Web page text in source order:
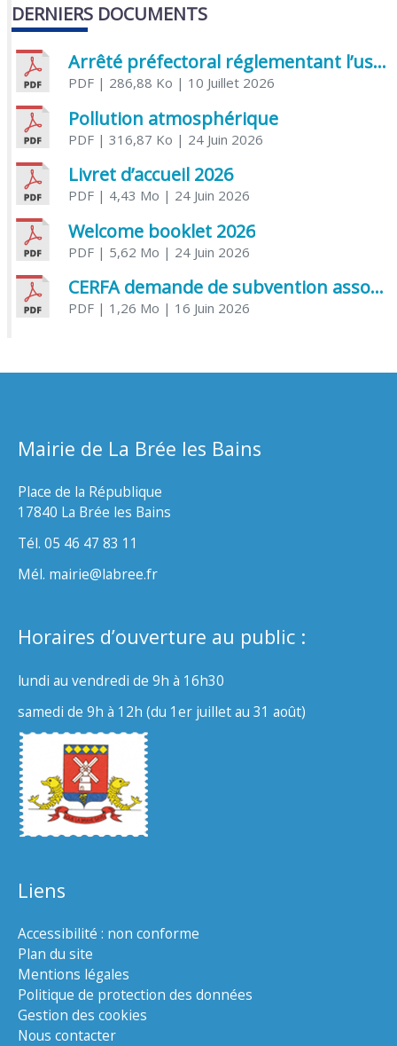
DERNIERS DOCUMENTS
Arrêté préfectoral réglementant l’usage de l’eau
PDF| 286,88 Ko | 10 Juillet 2026
Pollution atmosphérique
PDF| 316,87 Ko | 24 Juin 2026
Livret d’accueil 2026
PDF| 4,43 Mo | 24 Juin 2026
Welcome booklet 2026
PDF| 5,62 Mo | 24 Juin 2026
CERFA demande de subvention association
PDF| 1,26 Mo | 16 Juin 2026
Mairie de La Brée les Bains
Place de la République
17840 La Brée les Bains
Tél. 05 46 47 83 11
Mél. mairie@labree.fr
Horaires d’ouverture au public :
lundi au vendredi de 9h à 16h30
samedi de 9h à 12h (du 1er juillet au 31 août)
Liens
Accessibilité : non conforme
Plan du site
Mentions légales
Politique de protection des données
Gestion des cookies
Nous contacter